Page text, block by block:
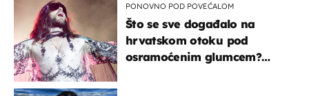
PONOVNO POD POVEĆALOM
Što se sve događalo na
hrvatskom otoku pod
osramoćenim glumcem?